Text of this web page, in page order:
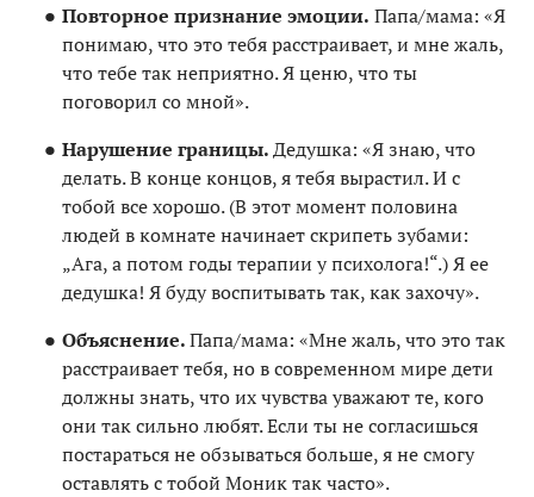
Повторное признание эмоции. Папа/мама: «Я
понимаю, что это тебя расстраивает, и мне жаль,
что тебе так неприятно. Я ценю, что ты
поговорил со мной».
Нарушение границы.Дедушка: «Я знаю, что
делать. В конце концов, я тебя вырастил. И с
тобой все хорошо. (В этот момент половина
людей в комнате начинает скрипеть зубами:
„Ага, а потом годы терапии у психолога!“.) Я ее
дедушка! Я буду воспитывать так, как захочу».
Объяснение.Папа/мама: «Мне жаль, что это так
расстраивает тебя, но в современном мире дети
должны знать, что их чувства уважают те, кого
они так сильно любят. Если ты не согласишься
постараться не обзываться больше, я не смогу
оставлять с тобой Моник так часто».